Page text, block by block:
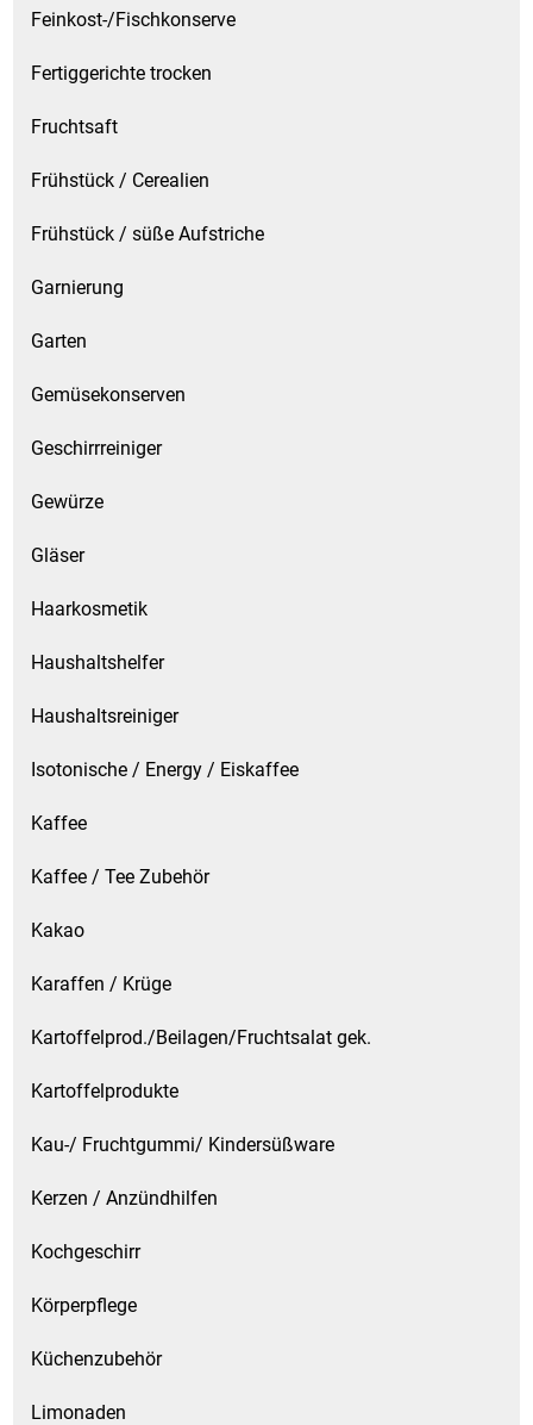
Schinken
Schokolade
Schreibwaren / Büroartikel / Kleber
Sekt / Champagner / Frizzante
Spirituosen
Tee
Teigwaren
Textilien
Verpackung- und Verbrauchsmaterial
Waffeln / Kekse
Waschmittel
Wasser
Feinkost-/Fischkonserve
Fertiggerichte trocken
Fruchtsaft
Frühstück / Cerealien
Frühstück / süße Aufstriche
Garnierung
Garten
Gemüsekonserven
Geschirrreiniger
Gewürze
Gläser
Haarkosmetik
Haushaltshelfer
Haushaltsreiniger
Isotonische / Energy / Eiskaffee
Kaffee
Kaffee / Tee Zubehör
Kakao
Karaffen / Krüge
Kartoffelprod./Beilagen/Fruchtsalat gek.
Kartoffelprodukte
Kau-/ Fruchtgummi/ Kindersüßware
Kerzen / Anzündhilfen
Kochgeschirr
Körperpflege
Küchenzubehör
Limonaden